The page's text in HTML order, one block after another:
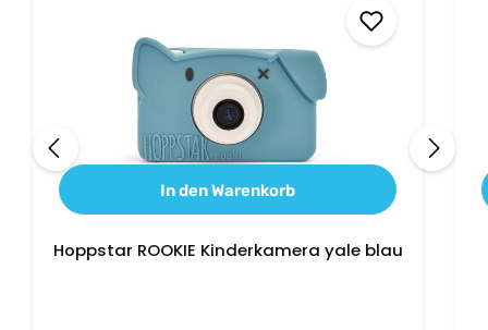
In den Warenkorb
Hoppstar ROOKIE Kinderkamera yale blau